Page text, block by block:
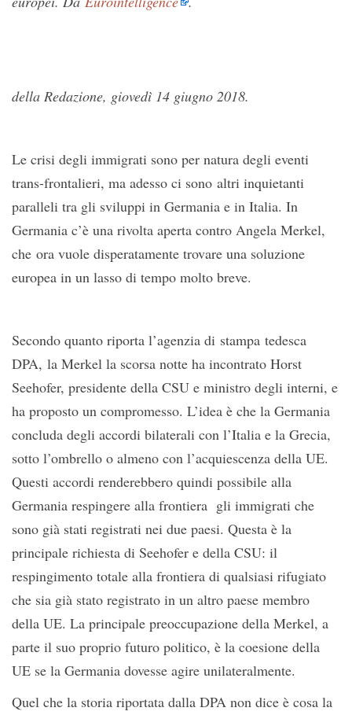
della Redazione, giovedì 14 giugno 2018.
Le crisi degli immigrati sono per natura degli eventi
trans-frontalieri, ma adesso ci sono altri inquietanti
paralleli tra gli sviluppi in Germania e in Italia. In
Germania c’è una rivolta aperta contro Angela Merkel,
che ora vuole disperatamente trovare una soluzione
europea in un lasso di tempo molto breve.
Secondo quanto riporta l’agenzia di stampa tedesca
DPA, la Merkel la scorsa notte ha incontrato Horst
Seehofer, presidente della CSU e ministro degli interni, e
ha proposto un compromesso. L’idea è che la Germania
concluda degli accordi bilaterali con l’Italia e la Grecia,
sotto l’ombrello o almeno con l’acquiescenza della UE.
Questi accordi renderebbero quindi possibile alla
Germania respingere alla frontiera gli immigrati che
sono già stati registrati nei due paesi. Questa è la
principale richiesta di Seehofer e della CSU: il
respingimento totale alla frontiera di qualsiasi rifugiato
che sia già stato registrato in un altro paese membro
della UE. La principale preoccupazione della Merkel, a
parte il suo proprio futuro politico, è la coesione della
UE se la Germania dovesse agire unilateralmente.
Quel che la storia riportata dalla DPA non dice è cosa la